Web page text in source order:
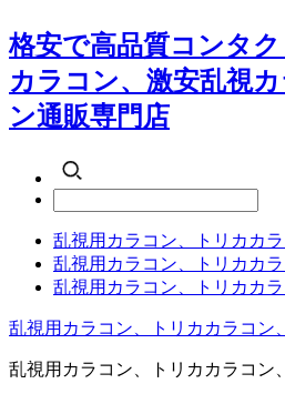
格安で高品質コンタ
カラコン、激安乱視
ン通販専門店
乱視用カラコン、トリカカ
乱視用カラコン、トリカカ
乱視用カラコン、トリカカ
乱視用カラコン、トリカカラコン
乱視用カラコン、トリカカラコン